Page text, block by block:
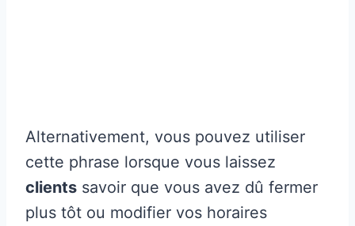
Alternativement, vous pouvez utiliser
cette phrase lorsque vous laissez
clients savoir que vous avez dû fermer
plus tôt ou modifier vos horaires